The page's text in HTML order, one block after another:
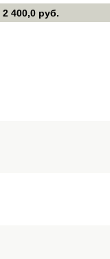
2 400,0 руб.